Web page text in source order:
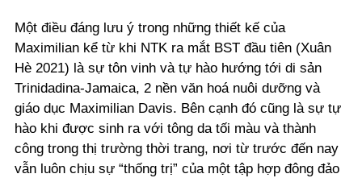
Một điều đáng lưu ý trong những thiết kế của
Maximilian kể từ khi NTK ra mắt BST đầu tiên (Xuân
Hè 2021) là sự tôn vinh và tự hào hướng tới di sản
Trinidadina-Jamaica, 2 nền văn hoá nuôi dưỡng và
giáo dục Maximilian Davis. Bên cạnh đó cũng là sự tự
hào khi được sinh ra với tông da tối màu và thành
công trong thị trường thời trang, nơi từ trước đến nay
vẫn luôn chịu sự “thống trị” của một tập hợp đông đảo